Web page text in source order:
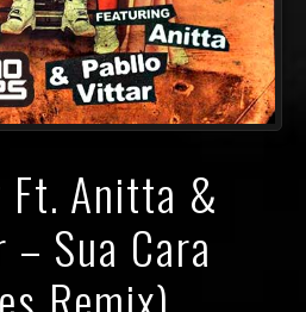
Ft. Anitta &
Sua Cara